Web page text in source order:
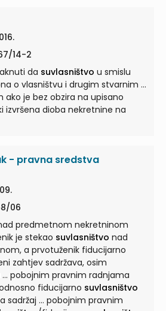
14-2
da suvlasništvo u smislu
o vlasništvu i drugim stvarnim ...
ako je bez obzira na upisano
izvršena dioba nekretnine na
- pravna sredstva
06
predmetnom nekretninom
je stekao suvlasništvo nad
a prvotuženik fiducijarno
zahtjev sadržava, osim
pobojnim pravnim radnjama
fiducijarno suvlasništvo
sadržaj ... pobojnim pravnim